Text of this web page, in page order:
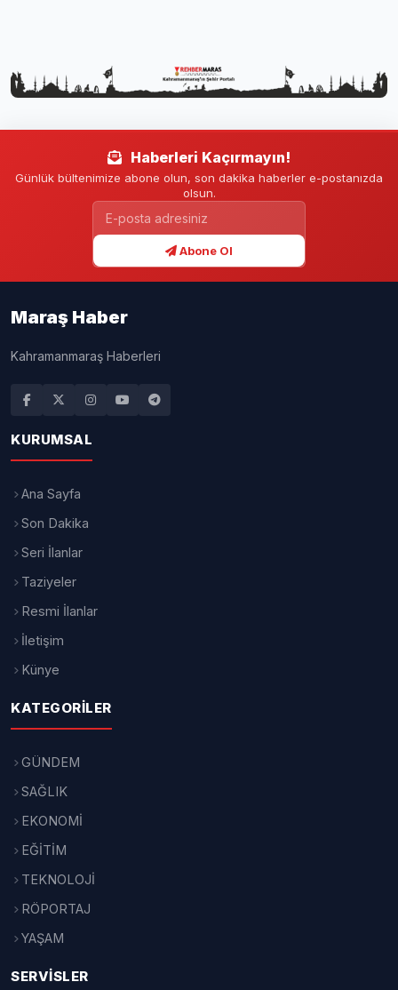
Haberleri Kaçırmayın!
Günlük bültenimize abone olun, son dakika haberler e-postanızda
olsun.
Abone Ol
Maraş Haber
Kahramanmaraş Haberleri
KURUMSAL
Ana Sayfa
Son Dakika
Seri İlanlar
Taziyeler
Resmi İlanlar
İletişim
Künye
KATEGORILER
GÜNDEM
SAĞLIK
EKONOMİ
EĞİTİM
TEKNOLOJİ
RÖPORTAJ
YAŞAM
SERVISLER